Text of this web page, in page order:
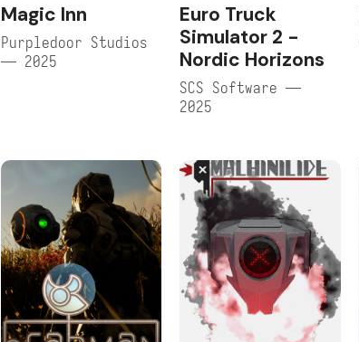
Magic Inn
Purpledoor Studios
— 2025
Euro Truck
Simulator 2 -
Nordic Horizons
SCS Software —
2025